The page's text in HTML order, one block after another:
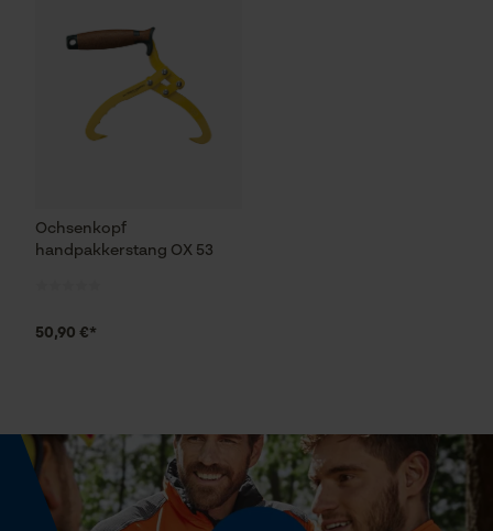
Ochsenkopf
handpakkerstang OX 53
50,90 €*
YouTube-video's
Google Maps